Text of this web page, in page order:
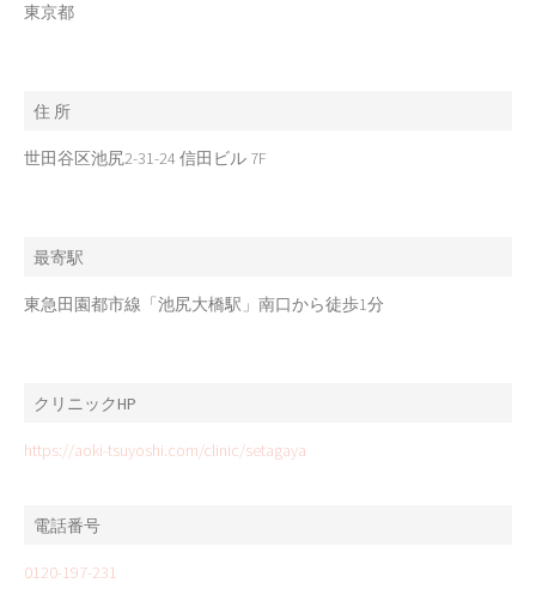
東京都
住 所
世田谷区池尻2-31-24 信田ビル 7F
最寄駅
東急田園都市線「池尻大橋駅」南口から徒歩1分
クリニックHP
https://aoki-tsuyoshi.com/clinic/setagaya
電話番号
0120-197-231